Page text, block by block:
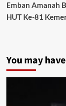
Emban Amanah
HUT Ke-81
You may